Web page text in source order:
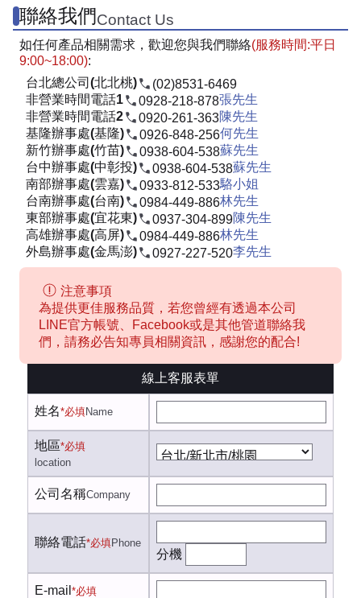
聯絡我們Contact Us
如任何產品相關需求，歡迎您與我們聯絡(服務時間:平日
9:00~18:00):
台北總公司(北北桃)
(02)8531-6469
非營業時間電話1
0928-218-878張先生
非營業時間電話2
0920-261-363陳先生
基隆辦事處(基隆)
0926-848-256何先生
新竹辦事處(竹苗)
0938-604-538蘇先生
台中辦事處(中彰投)
0938-604-538蘇先生
南部辦事處(雲嘉)
0933-812-533駱小姐
台南辦事處(台南)
0984-449-886林先生
東部辦事處(宜花東)
0937-304-899陳先生
高雄辦事處(高屏)
0984-449-886林先生
外島辦事處(金馬澎)
0927-227-520李先生
注意事項
為提供更佳服務品質，若您曾經有透過本公司
LINE官方帳號、Facebook或是其他管道聯絡我
們，請務必告知專員相關資訊，感謝您的配合!
線上客服表單
姓名*必填Name
地區*必填
location
公司名稱Company
聯絡電話*必填Phone
分機
E-mail *必填